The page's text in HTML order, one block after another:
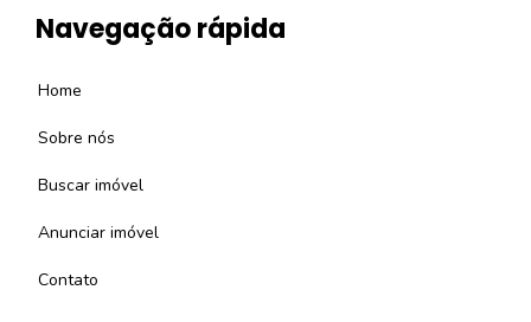
Navegação rápida
Home
Sobre nós
Buscar imóvel
Anunciar imóvel
Contato